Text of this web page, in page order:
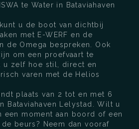
te Water in Bataviahaven
u de boot van dichtbij
met E-WERF en de
de Omega bespreken. Ook
om een proefvaart te
u zelf hoe stil, direct en
varen met de Helios
plaats van 2 tot en met 6
Bataviahaven Lelystad. Wilt u
een moment aan boord of een
beurs? Neem dan vooraf